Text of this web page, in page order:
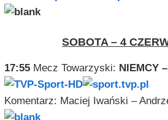
SOBOTA – 4
17:55 Mecz Towarzyski: NIEMCY
Komentarz: Maciej Iwański –